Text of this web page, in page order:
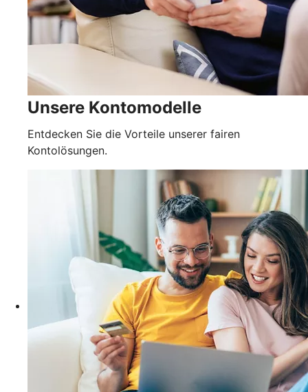
Unsere Kontomodelle
Entdecken Sie die Vorteile unserer fairen
Kontolösungen.